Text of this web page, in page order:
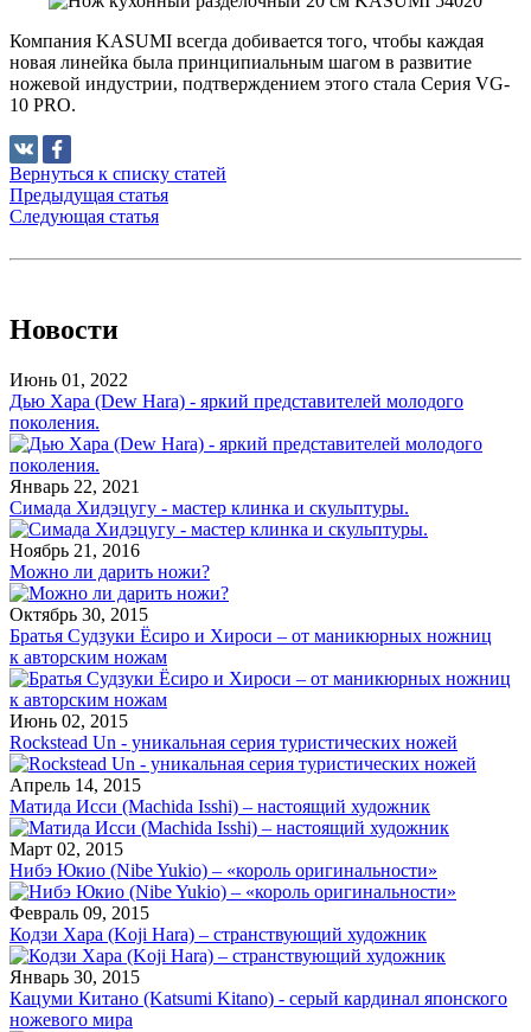
Компания KASUMI всегда добивается того, чтобы каждая
новая линейка была принципиальным шагом в развитие
ножевой индустрии, подтверждением этого стала Серия VG-
10 PRO.
Вернуться к списку статей
Предыдущая статья
Следующая статья
Новости
Июнь 01, 2022
Дью Хара (Dew Hara) - яркий представителей молодого
поколения.
Январь 22, 2021
Симада Хидэцугу - мастер клинка и скульптуры.
Ноябрь 21, 2016
Можно ли дарить ножи?
Октябрь 30, 2015
Братья Судзуки Ёсиро и Хироси – от маникюрных ножниц
к авторским ножам
Июнь 02, 2015
Rockstead Un - уникальная серия туристических ножей
Апрель 14, 2015
Матида Исси (Machida Isshi) – настоящий художник
Март 02, 2015
Нибэ Юкио (Nibe Yukio) – «король оригинальности»
Февраль 09, 2015
Кодзи Хара (Koji Hara) – странствующий художник
Январь 30, 2015
Кацуми Китано (Katsumi Kitano) - серый кардинал японского
ножевого мира